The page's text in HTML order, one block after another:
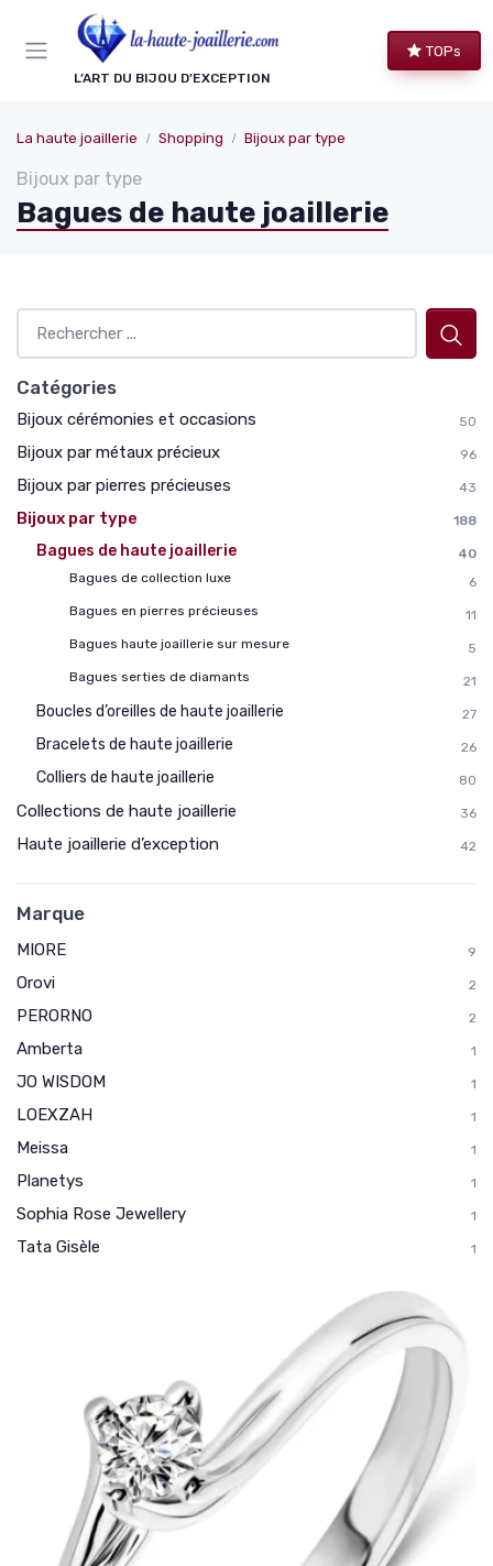
L’ART DU BIJOU D’EXCEPTION
TOPs
La haute joaillerie Shopping Bijoux par type
Bijoux par type
Bagues de haute joaillerie
Catégories
Bijoux cérémonies et occasions 50
Bijoux par métaux précieux 96
Bijoux par pierres précieuses 43
Bijoux par type 188
Bagues de haute joaillerie
40
Bagues de collection luxe
6
Bagues en pierres précieuses
11
Bagues haute joaillerie sur mesure
5
Bagues serties de diamants
21
Boucles d’oreilles de haute joaillerie 27
Bracelets de haute joaillerie 26
Colliers de haute joaillerie 80
Collections de haute joaillerie 36
Haute joaillerie d’exception 42
Marque
MIORE 9
Orovi 2
PERORNO 2
Amberta 1
JO WISDOM 1
LOEXZAH 1
Meissa 1
Planetys 1
Sophia Rose Jewellery 1
Tata Gisèle 1
Panneau de gestion des cookies